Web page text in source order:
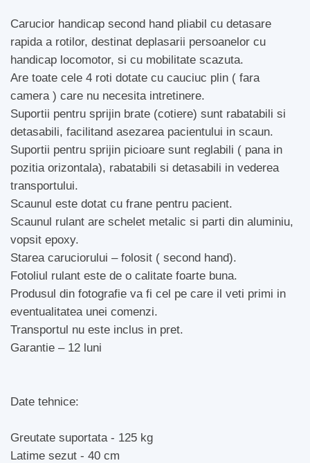
Carucior handicap second hand pliabil cu detasare
rapida a rotilor, destinat deplasarii persoanelor cu
handicap locomotor, si cu mobilitate scazuta.
Are toate cele 4 roti dotate cu cauciuc plin ( fara
camera ) care nu necesita intretinere.
Suportii pentru sprijin brate (cotiere) sunt rabatabili si
detasabili, facilitand asezarea pacientului in scaun.
Suportii pentru sprijin picioare sunt reglabili ( pana in
pozitia orizontala), rabatabili si detasabili in vederea
transportului.
Scaunul este dotat cu frane pentru pacient.
Scaunul rulant are schelet metalic si parti din aluminiu,
vopsit epoxy.
Starea caruciorului – folosit ( second hand).
Fotoliul rulant este de o calitate foarte buna.
Produsul din fotografie va fi cel pe care il veti primi in
eventualitatea unei comenzi.
Transportul nu este inclus in pret.
Garantie – 12 luni
Date tehnice:
Greutate suportata - 125 kg
Latime sezut - 40 cm